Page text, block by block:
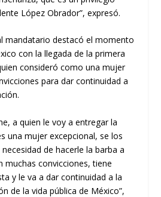
López Obrador”, expresó.
mandatario destacó el momento
con la llegada de la primera
consideró como una mujer
para dar continuidad a
a quien le voy a entregar la
una mujer excepcional, se los
de hacerle la barba a
muchas convicciones, tiene
y le va a dar continuidad a la
de la vida pública de México”,